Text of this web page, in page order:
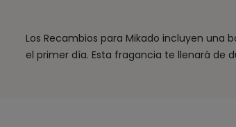
Los Recambios para Mikado incluyen
el primer día. Esta fragancia te llenará de